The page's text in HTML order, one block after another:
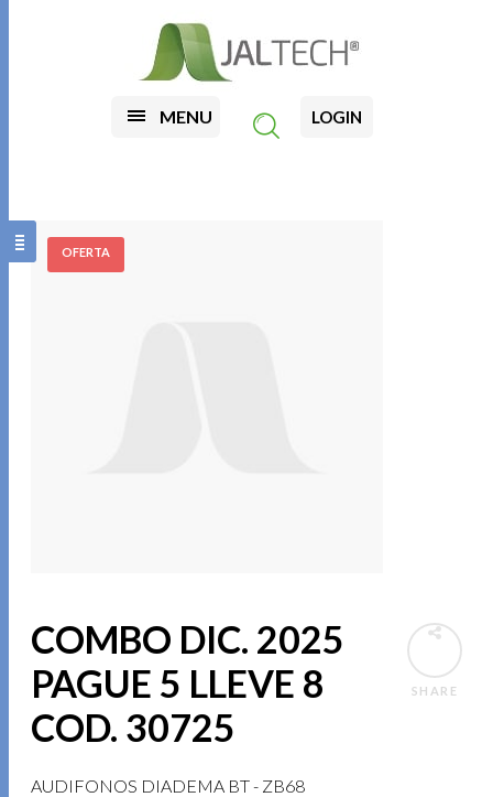
MENU LOGIN
SHARE
COMBO DIC. 2025
PAGUE 5 LLEVE 8
COD. 30725
AUDIFONOS DIADEMA BT - ZB68